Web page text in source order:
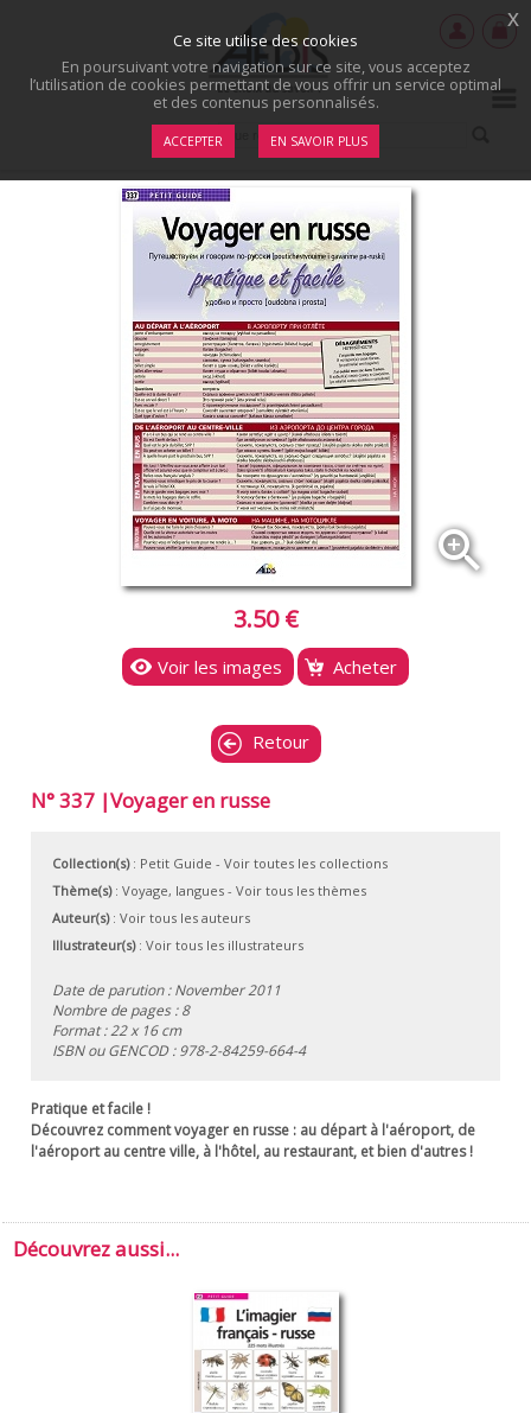
zoom_in
3.50 €
Voir les images Acheter
Retour
N° 337 |Voyager en russe
Collection(s): Petit Guide - Voir toutes les collections
Thème(s): Voyage, langues- Voir tous les thèmes
Auteur(s): Voir tous les auteurs
Illustrateur(s): Voir tous les illustrateurs
Date de parution : November 2011
Nombre de pages : 8
Format : 22 x 16 cm
ISBN ou GENCOD :978-2-84259-664-4
Pratique et facile !
Découvrez comment voyager en russe : au départ à l'aéroport, de
l'aéroport au centre ville, à l'hôtel, au restaurant, et bien d'autres !
Découvrez aussi...
Ce site utilise des cookies
En poursuivant votre navigation sur ce site, vous acceptez
l’utilisation de cookies permettant de vous offrir un service optimal
et des contenus personnalisés.
ACCEPTER EN SAVOIR PLUS
x